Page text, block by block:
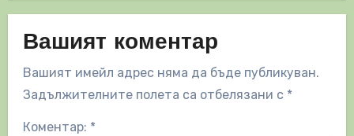
Вашият коментар
Вашият имейл адрес няма да бъде публикуван.
Задължителните полета са отбелязани с *
Коментар: *